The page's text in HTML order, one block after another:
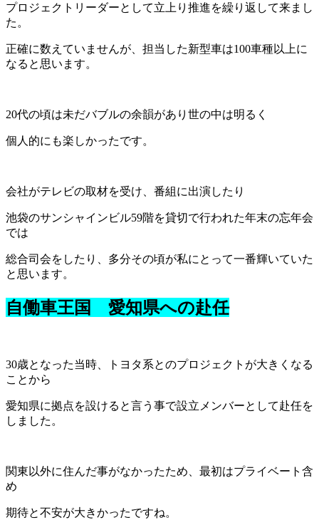
プロジェクトリーダーとして立上り推進を繰り返して来まし
た。
正確に数えていませんが、担当した新型車は100車種以上に
なると思います。
20代の頃は未だバブルの余韻があり世の中は明るく
個人的にも楽しかったです。
会社がテレビの取材を受け、番組に出演したり
池袋のサンシャインビル59階を貸切で行われた年末の忘年会
では
総合司会をしたり、多分その頃が私にとって一番輝いていた
と思います。
自働車王国 愛知県への赴任
30歳となった当時、トヨタ系とのプロジェクトが大きくなる
ことから
愛知県に拠点を設けると言う事で設立メンバーとして赴任を
しました。
関東以外に住んだ事がなかったため、最初はプライベート含
め
期待と不安が大きかったですね。